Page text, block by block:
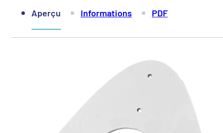
Aperçu Informations PDF